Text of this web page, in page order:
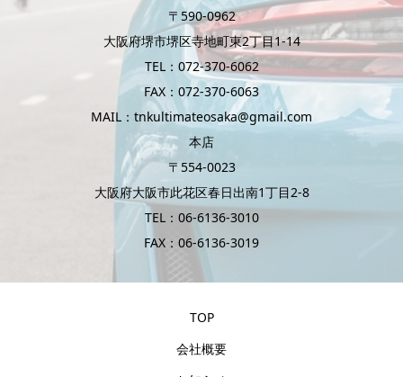
〒590-0962
大阪府堺市堺区寺地町東2丁目1-14
TEL：072-370-6062
FAX：072-370-6063
MAIL：tnkultimateosaka@gmail.com
本店
〒554-0023
大阪府大阪市此花区春日出南1丁目2-8
TEL：06-6136-3010
FAX：06-6136-3019
TOP
会社概要